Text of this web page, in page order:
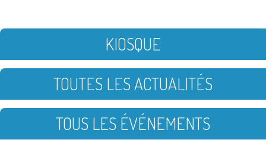
KIOSQUE
TOUTES LES ACTUALITÉS
TOUS LES ÉVÉNEMENTS